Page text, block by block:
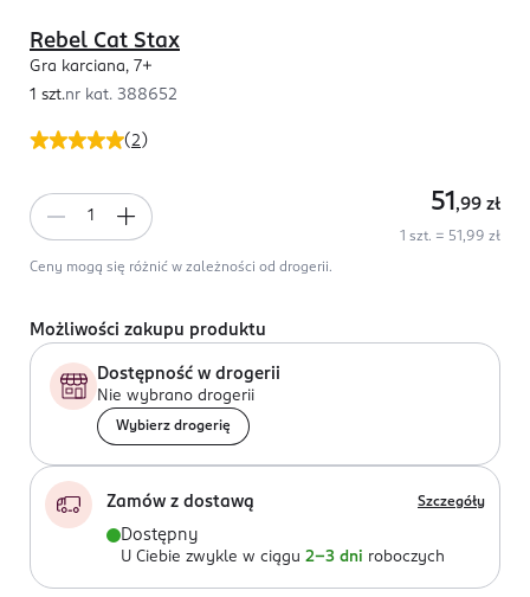
(2 )
Rebel Cat Stax
Gra karciana, 7+
1 szt.nr kat. 388652
51 ,99 zł
1 szt. = 51,99 zł
Ceny mogą się różnić w zależności od drogerii.
Możliwości zakupu produktu
Dostępność w drogerii
Nie wybrano drogerii
Wybierz drogerię
Zamów z dostawą Szczegóły
Dostępny
U Ciebie zwykle w ciągu 2-3 dni roboczych